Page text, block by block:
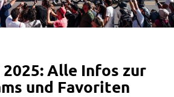
2025: Alle Infos zur
und Favoriten